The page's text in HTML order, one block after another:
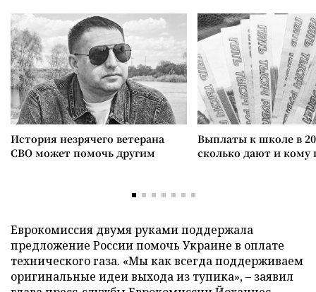
История незрячего ветерана
СВО может помочь другим
Выплаты к школе в
сколько дают и
Еврокомиссия двумя руками поддержала
предложение России помочь Украине в оплате
технического газа. «Мы как всегда поддерживаем
оригинальные идеи выхода из тупика», – заявил